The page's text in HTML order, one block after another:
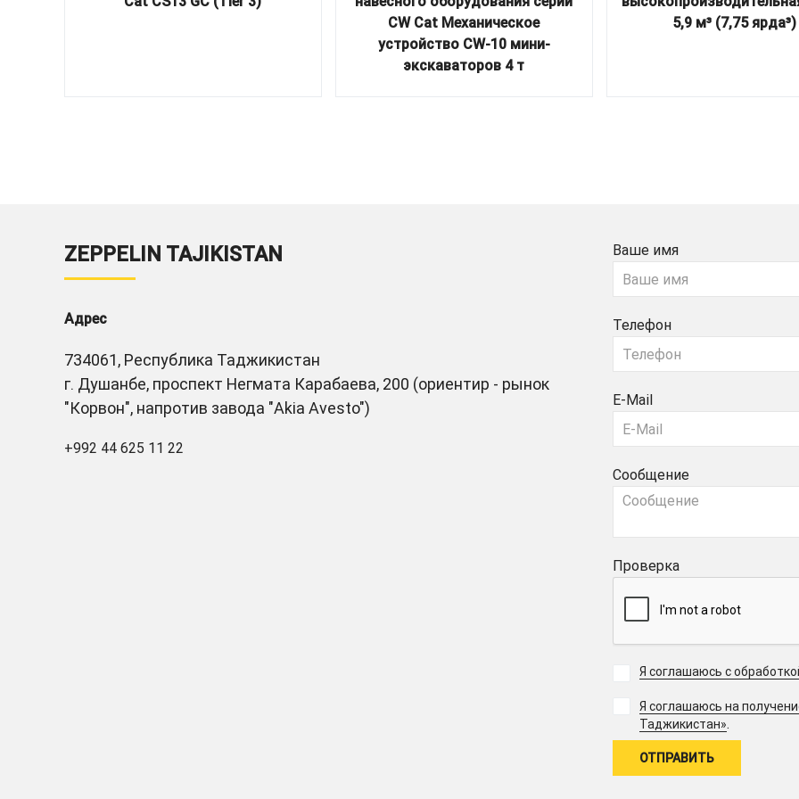
CW Cat Механическое
устройство CW-10 мини-
экскаваторов 4 т
5,9 м³ (7,75 ярда³)
ZEPPELIN TAJIKISTAN
Адрес
734061, Республика Таджикистан
г. Душанбе, проспект Негмата Карабаева, 200 (ориентир - рынок
"Корвон", напротив завода "Akia Avesto")
+992 44 625 11 22
Ваше имя
Телефон
E-Mail
Сообщение
Проверка
Я соглашаюсь с
Я соглашаюсь на
Таджикистан».